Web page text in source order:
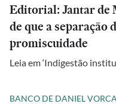
Editorial: Jantar de
de que a separação
promiscuidade
Leia em ‘Indigestão
BANCO DE DANIEL